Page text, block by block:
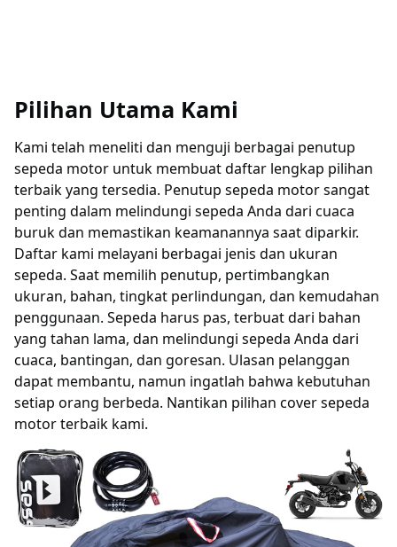
Pilihan Utama Kami
Kami telah meneliti dan menguji berbagai penutup
sepeda motor untuk membuat daftar lengkap pilihan
terbaik yang tersedia. Penutup sepeda motor sangat
penting dalam melindungi sepeda Anda dari cuaca
buruk dan memastikan keamanannya saat diparkir.
Daftar kami melayani berbagai jenis dan ukuran
sepeda. Saat memilih penutup, pertimbangkan
ukuran, bahan, tingkat perlindungan, dan kemudahan
penggunaan. Sepeda harus pas, terbuat dari bahan
yang tahan lama, dan melindungi sepeda Anda dari
cuaca, bantingan, dan goresan. Ulasan pelanggan
dapat membantu, namun ingatlah bahwa kebutuhan
setiap orang berbeda. Nantikan pilihan cover sepeda
motor terbaik kami.